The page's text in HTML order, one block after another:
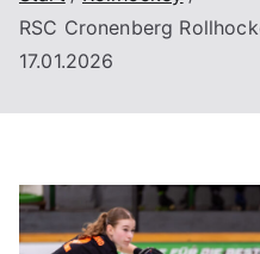
RSC Cronenberg
17.01.2026